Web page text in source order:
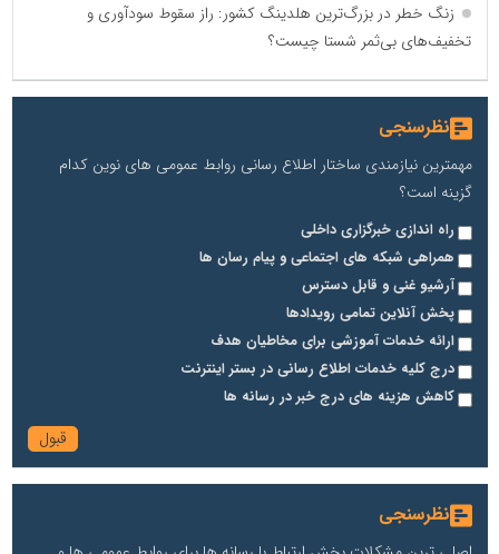
زنگ خطر در بزرگ‌ترین هلدینگ کشور: راز سقوط سودآوری و
تخفیف‌های بی‌ثمر شستا چیست؟
نظرسنجی
مهمترین نیازمندی ساختار اطلاع رسانی روابط عمومی های نوین کدام
گزینه است؟
راه اندازی خبرگزاری داخلی
همراهی شبکه های اجتماعی و پیام رسان ها
آرشیو غنی و قابل دسترس
پخش آنلاین تمامی رویدادها
ارائه خدمات آموزشی برای مخاطیان هدف
درج کلیه خدمات اطلاع رسانی در بستر اینترنت
کاهش هزینه های درج خبر در رسانه ها
نظرسنجی